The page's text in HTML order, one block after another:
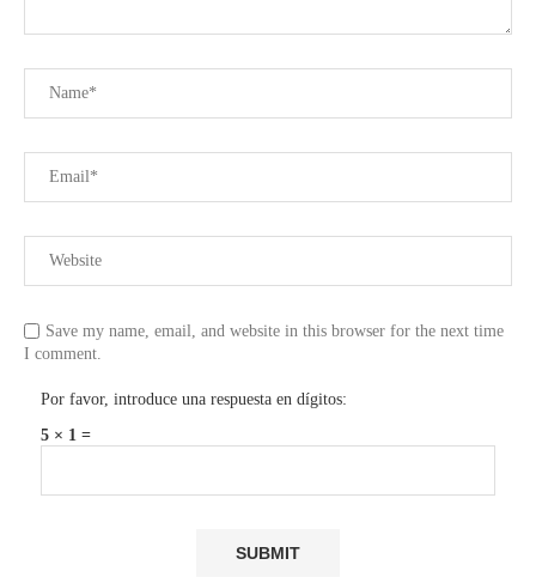
Save my name, email, and website in this browser for the next time
I comment.
Por favor, introduce una respuesta en dígitos:
5 × 1 =